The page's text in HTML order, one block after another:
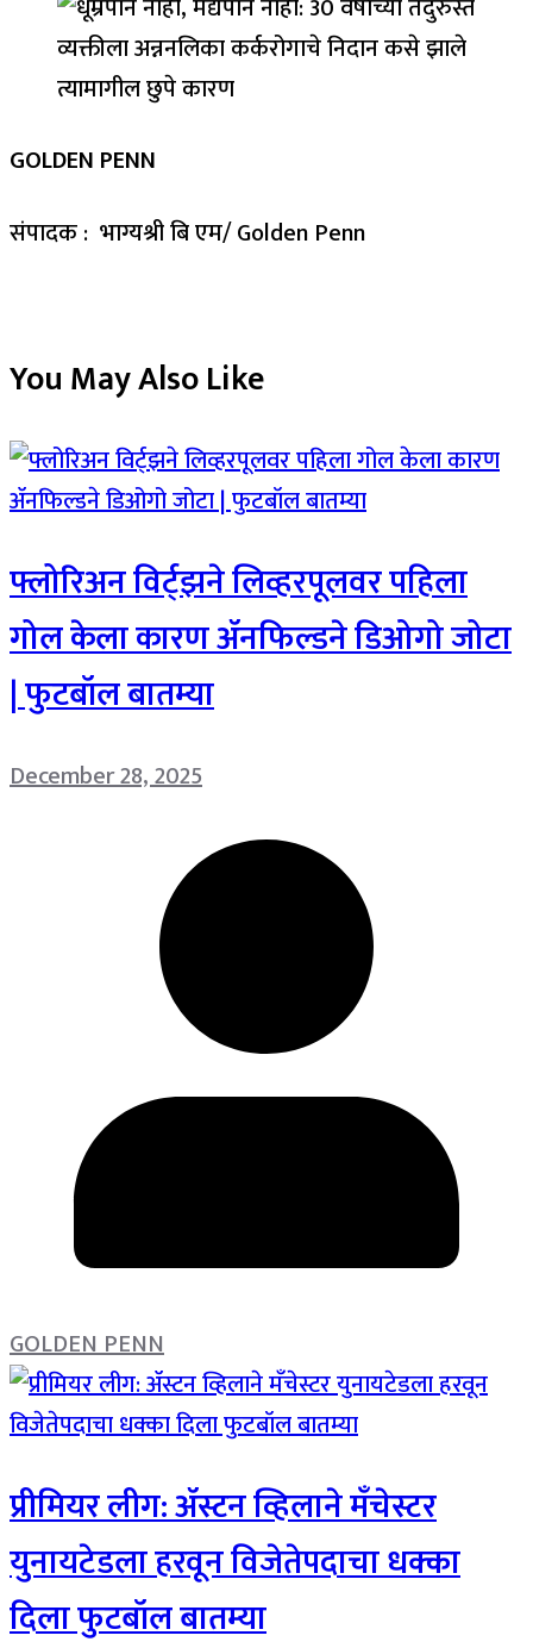
GOLDEN PENN
संपादक : भाग्यश्री बि एम/ Golden Penn
You May Also Like
फ्लोरिअन विर्ट्झने लिव्हरपूलवर पहिला
गोल केला कारण ॲनफिल्डने डिओगो जोटा
| फुटबॉल बातम्या
December 28, 2025
GOLDEN PENN
प्रीमियर लीग: ॲस्टन व्हिलाने मँचेस्टर
युनायटेडला हरवून विजेतेपदाचा धक्का
दिला फुटबॉल बातम्या